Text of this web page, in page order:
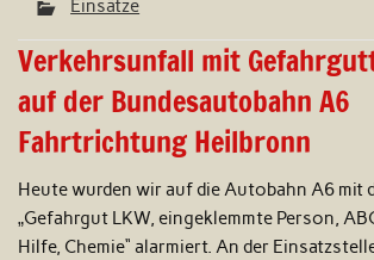
Einsätze
Verkehrsunfall mit
auf der Bundesautobahn A6
Fahrtrichtung Heilbronn
Heute wurden wir auf die Autobahn A6 mit
„Gefahrgut LKW, eingeklemmte Person,
Hilfe, Chemie“ alarmiert. An der